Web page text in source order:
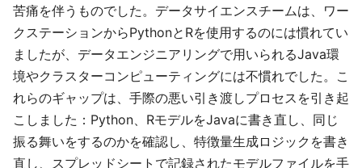
苦痛を伴うものでした。データサイエンスチームは、ワー
クステーションからPythonとRを使用するのには慣れてい
ましたが、データエンジニアリングで用いられるJava環
境やクラスターコンピューティングには不慣れでした。こ
れらのギャップは、手際の悪い引き渡しプロセスを引き起
こしました：Python、RモデルをJavaに書き直し、同じ
振る舞いをするのかを確認し、特徴量生成ロジックを書き
直し、スプレッドシートで記録されたモデルファイルを手